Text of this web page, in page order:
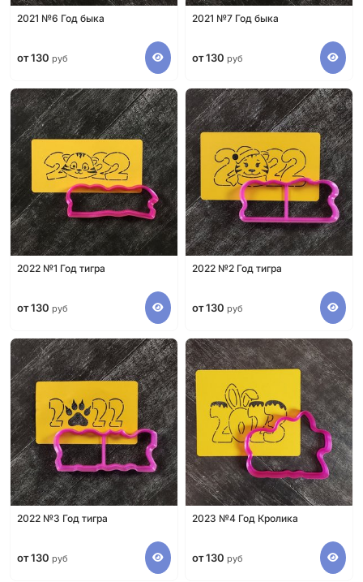
2021 №6 Год быка
от 130 руб
2021 №7 Год быка
от 130 руб
2022 №1 Год тигра
от 130 руб
2022 №2 Год тигра
от 130 руб
2022 №3 Год тигра
от 130 руб
2023 №4 Год Кролика
от 130 руб